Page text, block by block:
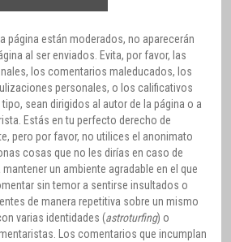
página están moderados, no aparecerán
al ser enviados. Evita, por favor, las
los comentarios maleducados, los
personales, o los calificativos
sean dirigidos al autor de la página o a
Estás en tu perfecto derecho de
pero por favor, no utilices el anonimato
cosas que no les dirías en caso de
un ambiente agradable en el que
sin temor a sentirse insultados o
de manera repetitiva sobre un mismo
varias identidades (astroturfing) o
Los comentarios que incumplan